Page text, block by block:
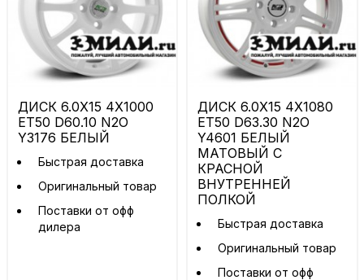
ДИСК 6.0X15 4X1000
ET50 D60.10 N2O
Y3176 БЕЛЫЙ
Быстрая доставка
Оригинальный товар
Поставки от офф
дилера
ДИСК 6.0X15 4X1080
ET50 D63.30 N2O
Y4601 БЕЛЫЙ
МАТОВЫЙ С
КРАСНОЙ
ВНУТРЕННЕЙ
ПОЛКОЙ
Быстрая доставка
Оригинальный товар
Поставки от офф